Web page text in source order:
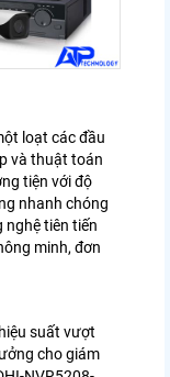
loạt các đầu
và thuật toán
tiện với độ
nhanh chóng
nghệ tiên tiến
minh, đơn
suất vượt
cho giám